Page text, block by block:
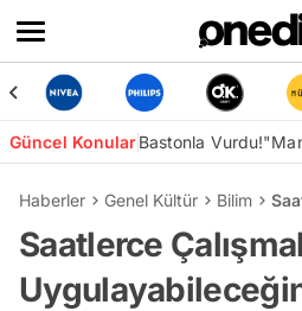
Güncel KonularBastonla Vurdu!
Haberler Genel Kültür Bilim
Saatlerce